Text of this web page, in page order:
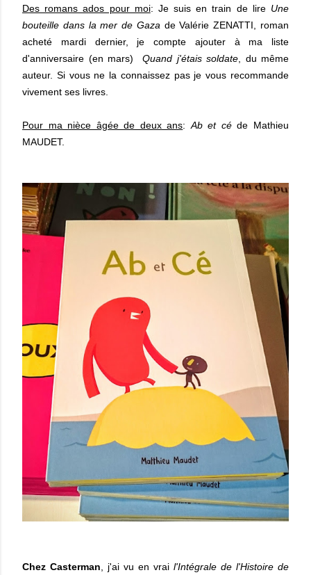
Des romans ados pour moi: Je suis en train de lire Une
bouteille dans la mer de Gaza de Valérie ZENATTI, roman
acheté mardi dernier, je compte ajouter à ma liste
d'anniversaire (en mars)
Quand j'étais soldate , du même
auteur. Si vous ne la connaissez pas je vous recommande
vivement ses livres.
Pour ma nièce âgée de deux ans: Ab et céde Mathieu
MAUDET.
Chez Casterman , j'ai vu en vrai l'Intégrale de l'Histoire de